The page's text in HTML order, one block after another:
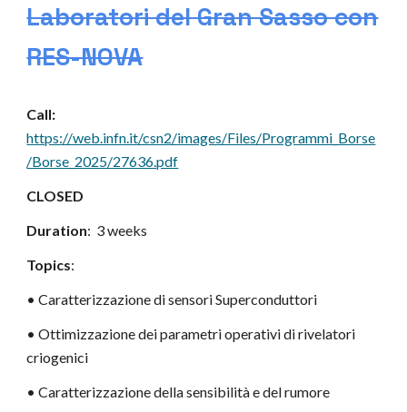
Laboratori del Gran Sasso con
RES-NOVA
Call:
https://web.infn.it/csn2/images/Files/Programmi_Borse
/Borse_2025/27636.pdf
CLOSED
Duration: 3 weeks
Topics:
• Caratterizzazione di sensori Superconduttori
• Ottimizzazione dei parametri operativi di rivelatori
criogenici
• Caratterizzazione della sensibilità e del rumore